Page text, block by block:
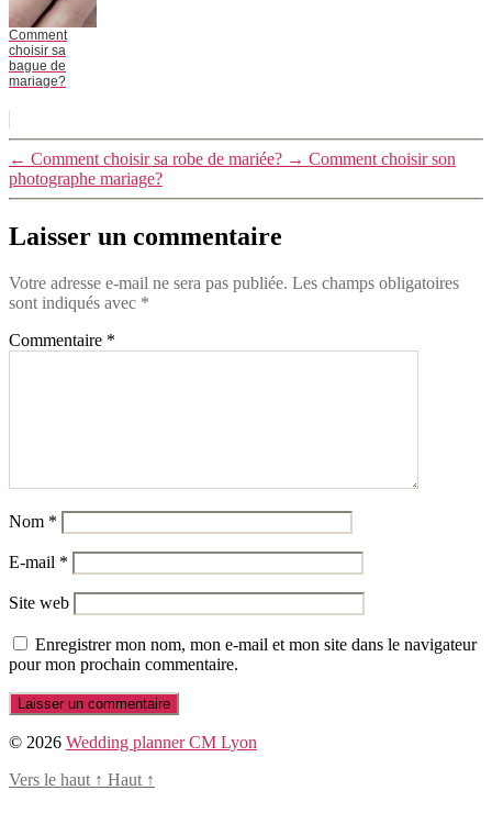
Comment
choisir sa
bague de
mariage?
← Comment choisir sa robe de mariée? → Comment choisir son
photographe mariage?
Laisser un commentaire
Votre adresse e-mail ne sera pas publiée. Les champs obligatoires
sont indiqués avec *
Commentaire *
Nom *
E-mail *
Site web
Enregistrer mon nom, mon e-mail et mon site dans le navigateur
pour mon prochain commentaire.
© 2026 Wedding planner CM Lyon
Vers le haut ↑ Haut ↑